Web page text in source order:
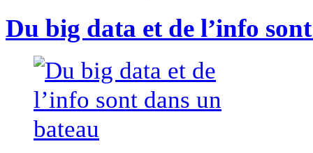
Du big data et de l’info